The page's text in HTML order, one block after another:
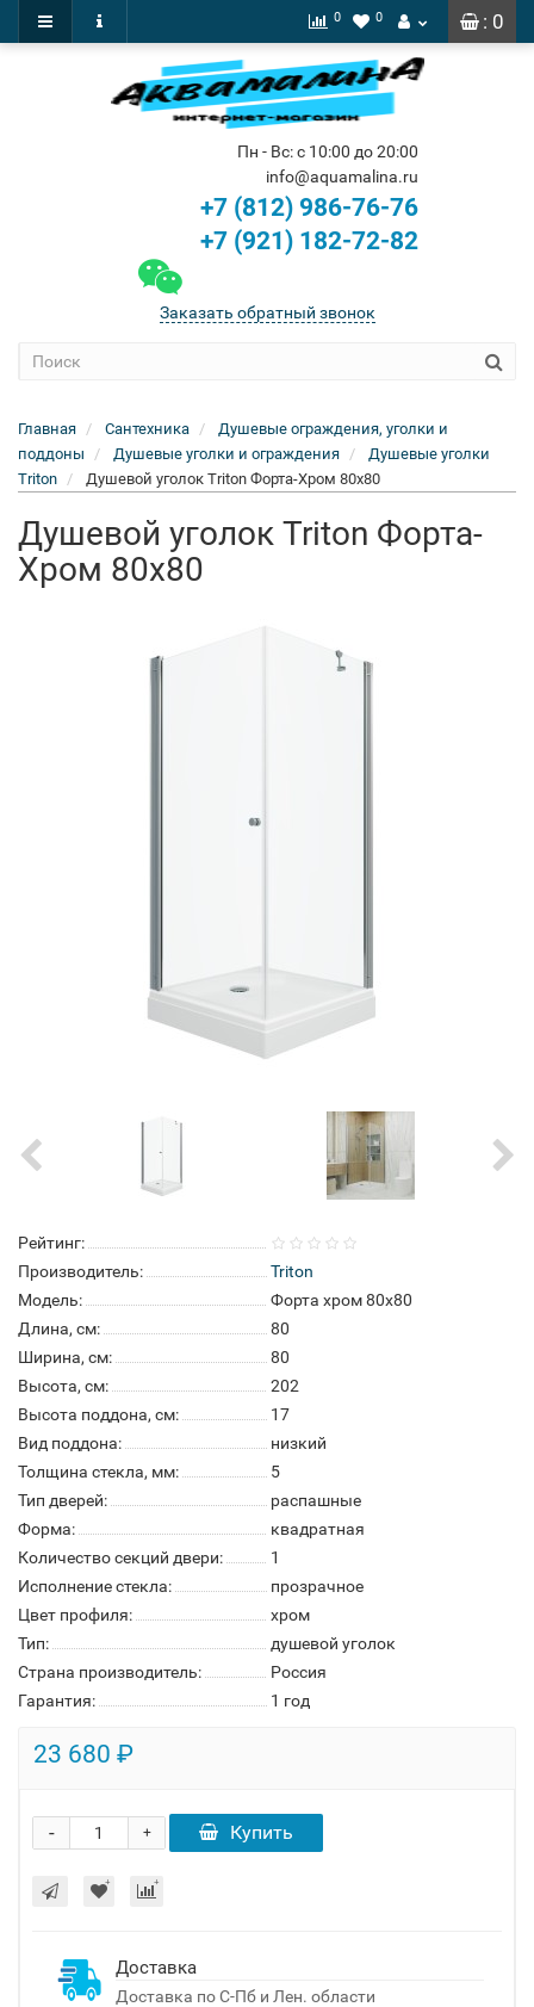
: 0
0 0
Пн - Вс: с 10:00 до 20:00
info@aquamalina.ru
+7 (812) 986-76-76
+7 (921) 182-72-82
Заказать обратный звонок
Главная Сантехника
Душевые ограждения, уголки и
поддоны
Душевые уголки и ограждения
Душевые уголки
Triton
Душевой уголок Triton Форта-Хром 80x80
Душевой уголок Triton Форта-
Хром 80x80
Рейтинг:
Производитель:
Triton
Модель:
Форта хром 80x80
Длина, см:
80
Ширина, см:
80
Высота, см:
202
Высота поддона, см:
17
Вид поддона:
низкий
Толщина стекла, мм:
5
Тип дверей:
распашные
Форма:
квадратная
Количество секций двери:
1
Исполнение стекла:
прозрачное
Цвет профиля:
хром
Тип:
душевой уголок
Страна производитель:
Россия
Гарантия:
1 год
23 680 ₽
+
- Купить
Доставка
Доставка по С-Пб и Лен. области